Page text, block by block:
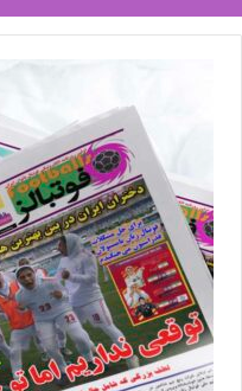
آمده بود و حالا به نظر می‌رسد
است؛ آن‌هم در حالی‌که مطمئنا
هم می‌تواند به تیم ملی هم
مالی قدرتمندی ندارند، دردسر
💻منبع:فوتبال360 📸عکس:نرگس محمدخواه
با فوتبالز همراه شوید◾️فوتبالز
footballs.women@
برچسب ها فوتبال زنان لیگ